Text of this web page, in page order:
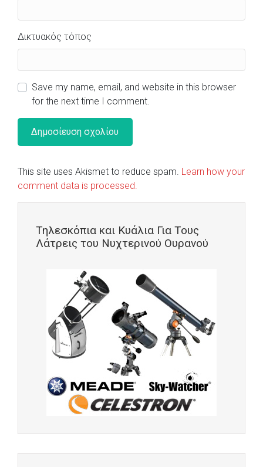
Δικτυακός τόπος
Save my name, email, and website in this browser
for the next time I comment.
This site uses Akismet to reduce spam. Learn how your
comment data is processed.
Τηλεσκόπια και Κυάλια Για Τους
Λάτρεις του Νυχτερινού Ουρανού